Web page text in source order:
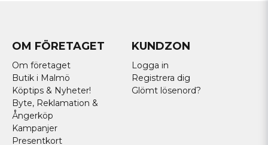
OM FÖRETAGET
Om företaget
Butik i Malmö
Köptips & Nyheter!
Byte, Reklamation &
Ångerköp
Kampanjer
Presentkort
KUNDZON
Logga in
Registrera dig
Glömt lösenord?